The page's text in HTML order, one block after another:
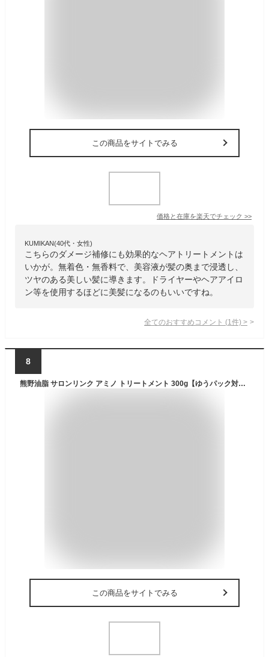
この商品をサイトでみる
価格と在庫を楽天でチェック >>
KUMIKAN(40代・女性)
こちらのダメージ補修にも効果的なヘアトリートメントは
いかが。無着色・無香料で、美容液が髪の奥まで浸透し、
ツヤのある美しい髪に導きます。ドライヤーやヘアアイロ
ン等を使用するほどに美髪になるのもいいですね。
全てのおすすめコメント (1 件) >
8
熊野油脂 サロンリンク アミノ トリートメント 300g【ゆうパック対応】【ドラッグストア】
この商品をサイトでみる